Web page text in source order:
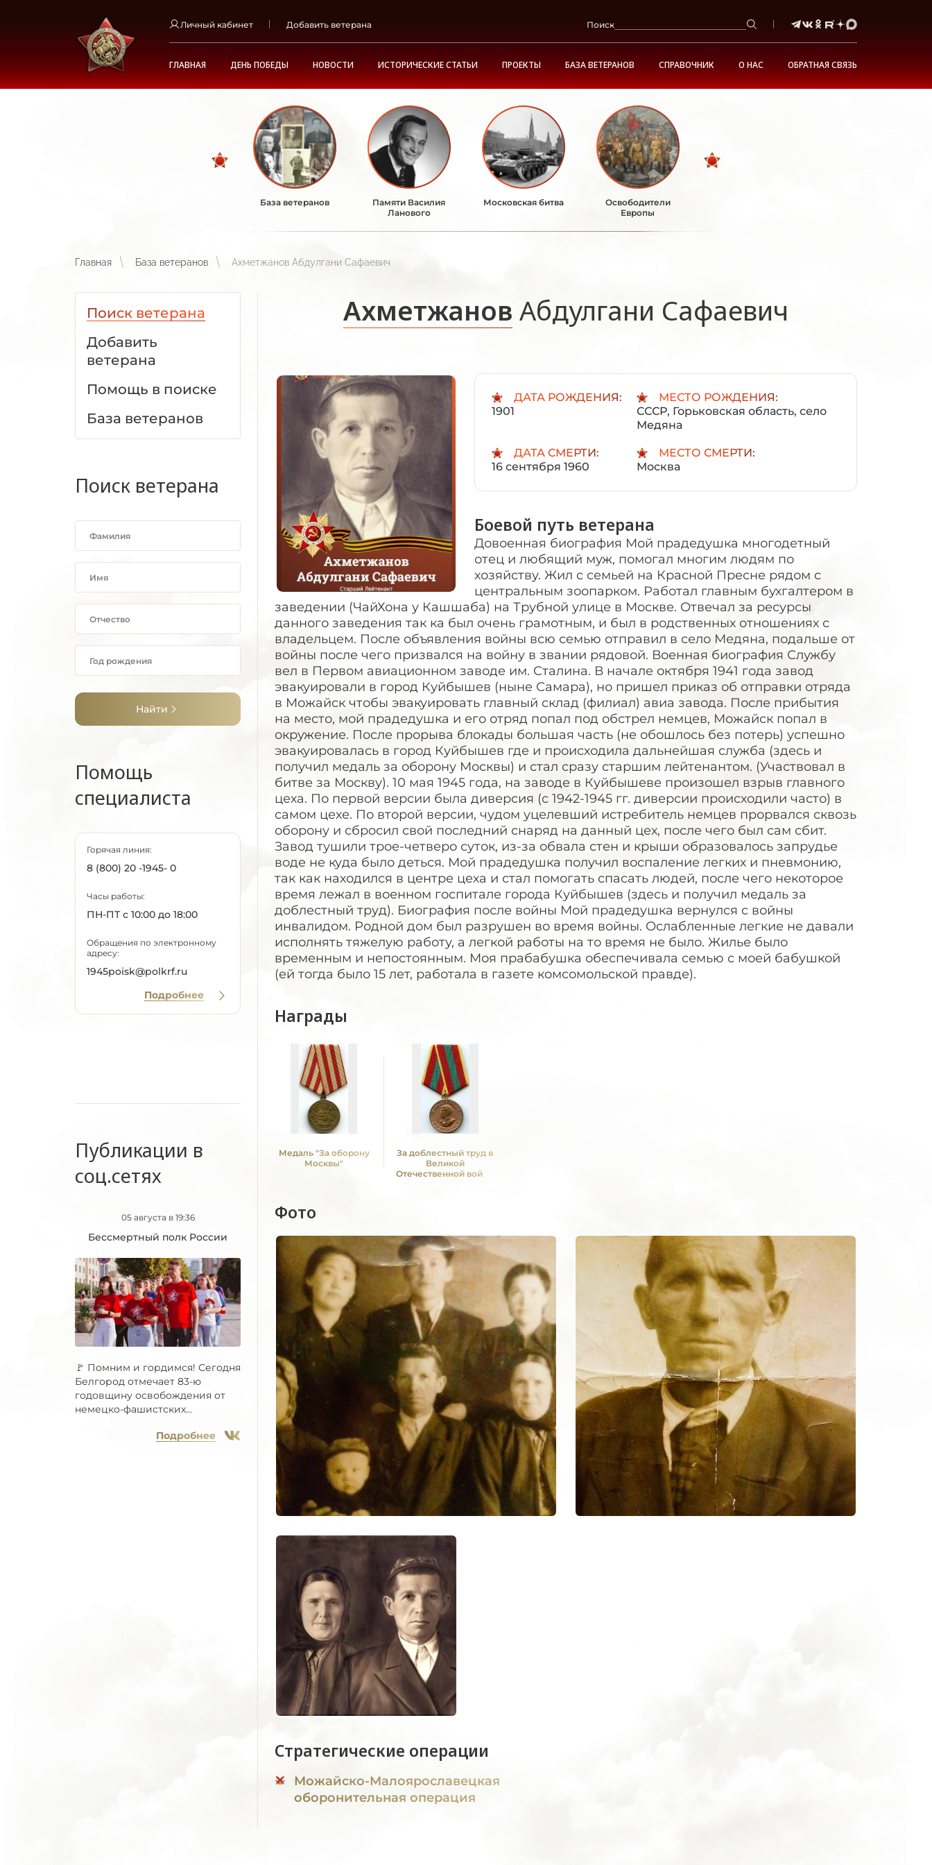
Личный кабинет Добавить ветерана Поиск
ГЛАВНАЯ ДЕНЬ ПОБЕДЫ НОВОСТИ ИСТОРИЧЕСКИЕ СТАТЬИ ПРОЕКТЫ БАЗА ВЕТЕРАНОВ СПРАВОЧНИК О НАС ОБРАТНАЯ СВЯЗЬ
База ветеранов
Памяти Василия
Ланового
Московская битва
Освободители
Европы
Главная База ветеранов Ахметжанов Абдулгани Сафаевич
Поиск ветерана
Добавить
ветерана
Помощь в поиске
База ветеранов
Поиск ветерана
Найти
Помощь
специалиста
Горячая линия:
8 (800) 20 -1945- 0
Часы работы:
ПН-ПТ с 10:00 до 18:00
Обращения по электронному
адресу:
1945poisk@polkrf.ru
Подробнее
Публикации в
соц.сетях
05 августа в 19:36
Бессмертный полк России
🚩 Помним и гордимся! Сегодня
Белгород отмечает 83-ю
годовщину освобождения от
немецко-фашистских...
Подробнее
Ахметжанов Абдулгани Сафаевич
ДАТА РОЖДЕНИЯ:
1901
МЕСТО РОЖДЕНИЯ:
СССР, Горьковская область, село
Медяна
ДАТА СМЕРТИ:
16 сентября 1960
МЕСТО СМЕРТИ:
Москва
Боевой путь ветерана
Довоенная биография Мой прадедушка многодетный
отец и любящий муж, помогал многим людям по
хозяйству. Жил с семьей на Красной Пресне рядом с
центральным зоопарком. Работал главным бухгалтером в
заведении (ЧайХона у Кашшаба) на Трубной улице в Москве. Отвечал за ресурсы
данного заведения так ка был очень грамотным, и был в родственных отношениях с
владельцем. После объявления войны всю семью отправил в село Медяна, подальше от
войны после чего призвался на войну в звании рядовой. Военная биография Службу
вел в Первом авиационном заводе им. Сталина. В начале октября 1941 года завод
эвакуировали в город Куйбышев (ныне Самара), но пришел приказ об отправки отряда
в Можайск чтобы эвакуировать главный склад (филиал) авиа завода. После прибытия
на место, мой прадедушка и его отряд попал под обстрел немцев, Можайск попал в
окружение. После прорыва блокады большая часть (не обошлось без потерь) успешно
эвакуировалась в город Куйбышев где и происходила дальнейшая служба (здесь и
получил медаль за оборону Москвы) и стал сразу старшим лейтенантом. (Участвовал в
битве за Москву). 10 мая 1945 года, на заводе в Куйбышеве произошел взрыв главного
цеха. По первой версии была диверсия (с 1942-1945 гг. диверсии происходили часто) в
самом цехе. По второй версии, чудом уцелевший истребитель немцев прорвался сквозь
оборону и сбросил свой последний снаряд на данный цех, после чего был сам сбит.
Завод тушили трое-четверо суток, из-за обвала стен и крыши образовалось запрудье
воде не куда было деться. Мой прадедушка получил воспаление легких и пневмонию,
так как находился в центре цеха и стал помогать спасать людей, после чего некоторое
время лежал в военном госпитале города Куйбышев (здесь и получил медаль за
доблестный труд). Биография после войны Мой прадедушка вернулся с войны
инвалидом. Родной дом был разрушен во время войны. Ослабленные легкие не давали
исполнять тяжелую работу, а легкой работы на то время не было. Жилье было
временным и непостоянным. Моя прабабушка обеспечивала семью с моей бабушкой
(ей тогда было 15 лет, работала в газете комсомольской правде).
Награды
Медаль "За оборону
Москвы"
За доблестный труд в
Великой
Отечественной войне
Фото
Стратегические операции
Можайско-Малоярославецкая
оборонительная операция